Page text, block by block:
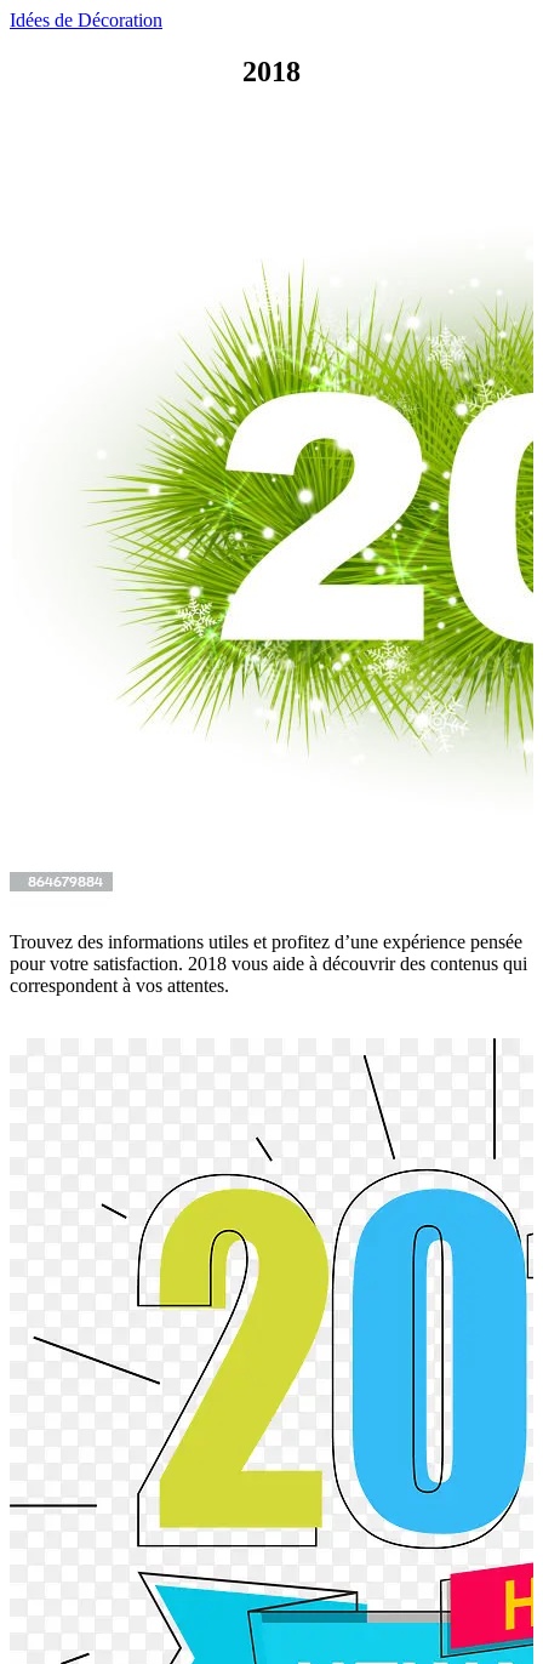
Idées de Décoration
2018
Trouvez des informations utiles et profitez d’une expérience pensée
pour votre satisfaction. 2018 vous aide à découvrir des contenus qui
correspondent à vos attentes.